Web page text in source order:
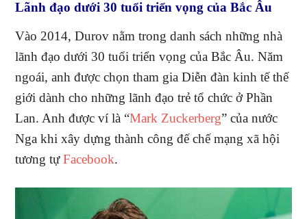
Lãnh đạo dưới 30 tuổi triển vọng của Bắc Âu
Vào 2014, Durov nằm trong danh sách những nhà
lãnh đạo dưới 30 tuổi triển vọng của Bắc Âu. Năm
ngoái, anh được chọn tham gia Diễn đàn kinh tế thế
giới dành cho những lãnh đạo trẻ tổ chức ở Phần
Lan. Anh được ví là “Mark Zuckerberg” của nước
Nga khi xây dựng thành công đế chế mạng xã hội
tương tựFacebook.